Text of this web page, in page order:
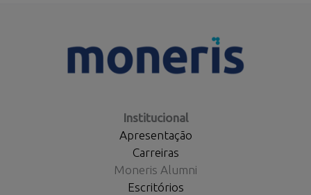
Institucional
Apresentação
Carreiras
Moneris Alumni
Escritórios